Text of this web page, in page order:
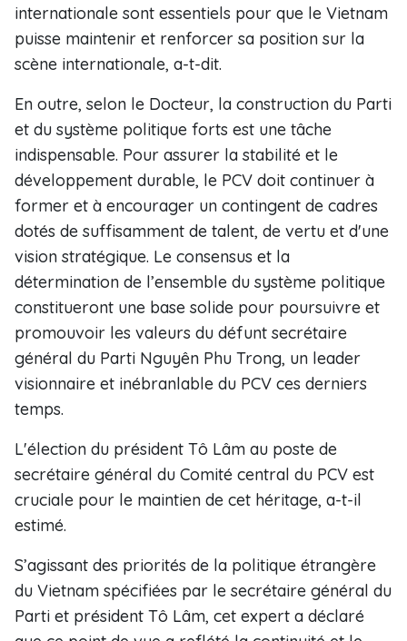
internationale sont essentiels pour que le Vietnam
puisse maintenir et renforcer sa position sur la
scène internationale, a-t-dit.
En outre, selon le Docteur, la construction du Parti
et du système politique forts est une tâche
indispensable. Pour assurer la stabilité et le
développement durable, le PCV doit continuer à
former et à encourager un contingent de cadres
dotés de suffisamment de talent, de vertu et d'une
vision stratégique. Le consensus et la
détermination de l’ensemble du système politique
constitueront une base solide pour poursuivre et
promouvoir les valeurs du défunt secrétaire
général du Parti Nguyên Phu Trong, un leader
visionnaire et inébranlable du PCV ces derniers
temps.
L'élection du président Tô Lâm au poste de
secrétaire général du Comité central du PCV est
cruciale pour le maintien de cet héritage, a-t-il
estimé.
S’agissant des priorités de la politique étrangère
du Vietnam spécifiées par le secrétaire général du
Parti et président Tô Lâm, cet expert a déclaré